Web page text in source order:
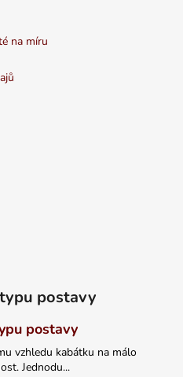
na míru
postavy
postavy
vzhledu kabátku na málo
Jednodu...